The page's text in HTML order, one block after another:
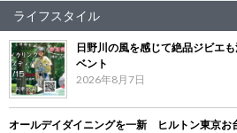
ライフスタイル
日野川の風を感じて絶品ジビエ
ベント
2026年8月7日
オールデイダイニングを一新 ヒルトン東京お